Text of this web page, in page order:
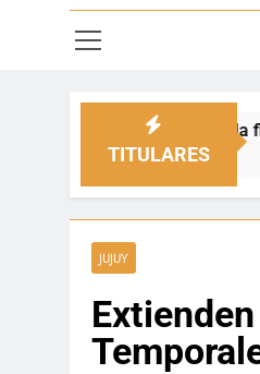
TITULARES
la flexibilización de tierras
JUJUY